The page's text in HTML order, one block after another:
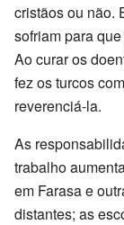
cristãos ou não.
sofriam para
Ao curar os
fez os turcos
reverenciá-la.
As
trabalho
em Farasa e
distantes; as